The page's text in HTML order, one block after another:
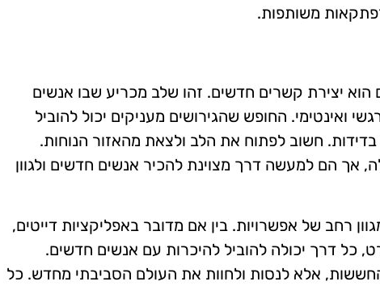
משותפות.
יצירת קשרים חדשים. זהו שלב מכריע שבו אנשים
ואינטימי. החופש שהגירושים מעניקים יכול להוביל
חשוב לפתוח את הלב ולצאת מהאזור הנוחות.
אך הם למעשה דרך מצוינת להכיר אנשים חדשים ולגוון
רחב של אפשרויות. בין אם מדובר באפליקציות דייטים,
כל דרך יכולה להוביל להיכרות עם אנשים חדשים.
אלא לנסות ולחוות את העולם הסביבתי מחדש. כל